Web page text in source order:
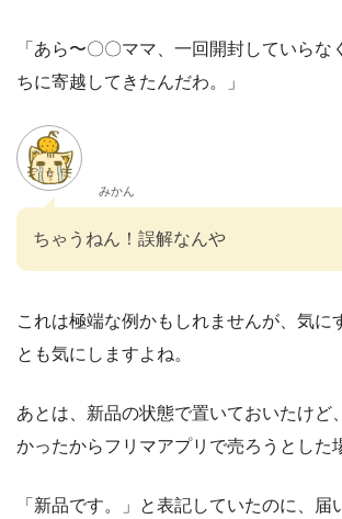
「あら〜〇〇ママ、一回開封していらな
ちに寄越してきたんだわ。」
みかん
ちゃうねん！誤解なんや
これは極端な例かもしれませんが、気に
とも気にしますよね。
あとは、新品の状態で置いておいたけど
かったからフリマアプリで売ろうとした
「新品です。」と表記していたのに、届